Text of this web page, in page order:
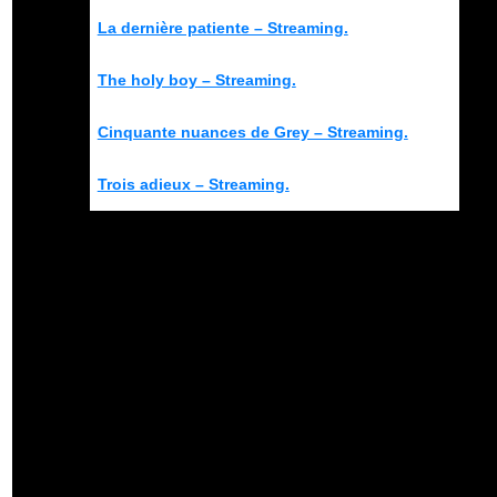
La dernière patiente – Streaming.
The holy boy – Streaming.
Cinquante nuances de Grey – Streaming.
Trois adieux – Streaming.